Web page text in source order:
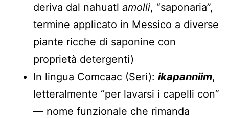
deriva dal nahuatl amolli, “saponaria”,
termine applicato in Messico a diverse
piante ricche di saponine con
proprietà detergenti)
In lingua Comcaac (Seri): ikapanniim,
letteralmente “per lavarsi i capelli con”
— nome funzionale che rimanda